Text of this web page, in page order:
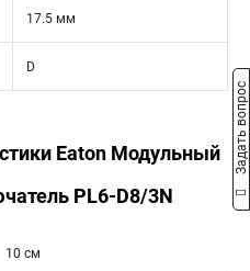
17.5 мм
D
Eaton Модульный
PL6-D8/3N
10 см
Задать вопрос